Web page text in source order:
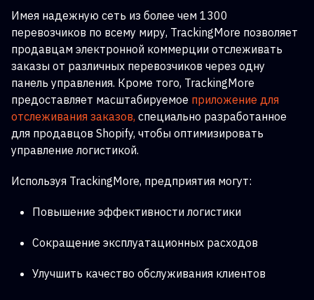
Имея надежную сеть из более чем 1300
перевозчиков по всему миру, TrackingMore позволяет
продавцам электронной коммерции отслеживать
заказы от различных перевозчиков через одну
панель управления. Кроме того, TrackingMore
предоставляет масштабируемое приложение для
отслеживания заказов, специально разработанное
для продавцов Shopify, чтобы оптимизировать
управление логистикой.
Используя TrackingMore, предприятия могут:
Повышение эффективности логистики
Сокращение эксплуатационных расходов
Улучшить качество обслуживания клиентов